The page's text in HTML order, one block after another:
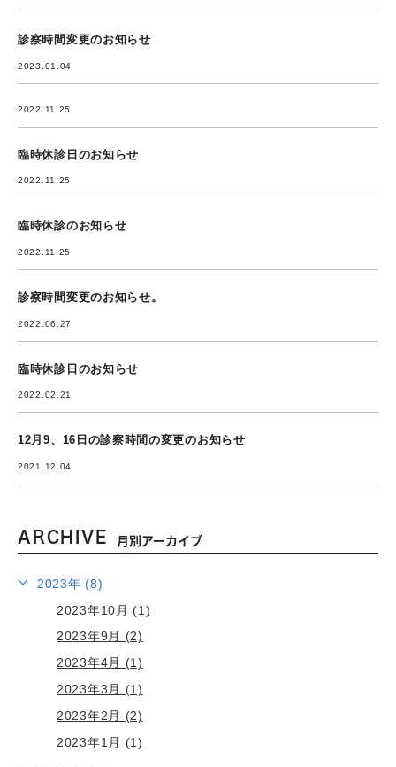
診察時間変更のお知らせ
2023.01.04
2022.11.25
臨時休診日のお知らせ
2022.11.25
臨時休診のお知らせ
2022.11.25
診察時間変更のお知らせ。
2022.06.27
臨時休診日のお知らせ
2022.02.21
12月9、16日の診察時間の変更のお知らせ
2021.12.04
ARCHIVE 月別アーカイブ
2023年 (8)
2023年10月 (1)
2023年9月 (2)
2023年4月 (1)
2023年3月 (1)
2023年2月 (2)
2023年1月 (1)